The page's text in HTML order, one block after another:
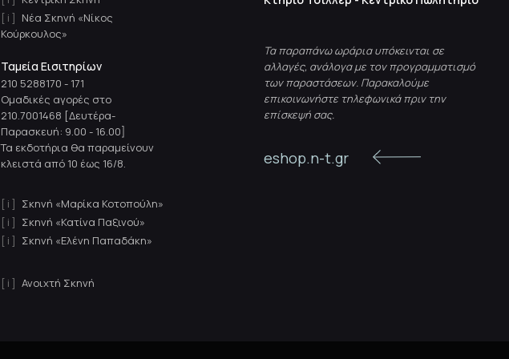
Νέα Σκηνή «Νίκος
Κούρκουλος»
Ταμεία Εισιτηρίων
210 5288170 - 171
Ομαδικές αγορές στο
210.7001468 [Δευτέρα-
Παρασκευή: 9.00 - 16.00]
Τα εκδοτήρια θα παραμείνουν
κλειστά από 10 έως 16/8.
Σκηνή «Μαρίκα Κοτοπούλη»
Σκηνή «Κατίνα Παξινού»
Σκηνή «Ελένη Παπαδάκη»
Ανοιχτή Σκηνή
Τα παραπάνω ωράρια υπόκεινται σε
αλλαγές, ανάλογα με τον προγραμματισμό
των παραστάσεων. Παρακαλούμε
επικοινωνήστε τηλεφωνικά πριν την
επίσκεψή σας.
eshop.n-t.gr